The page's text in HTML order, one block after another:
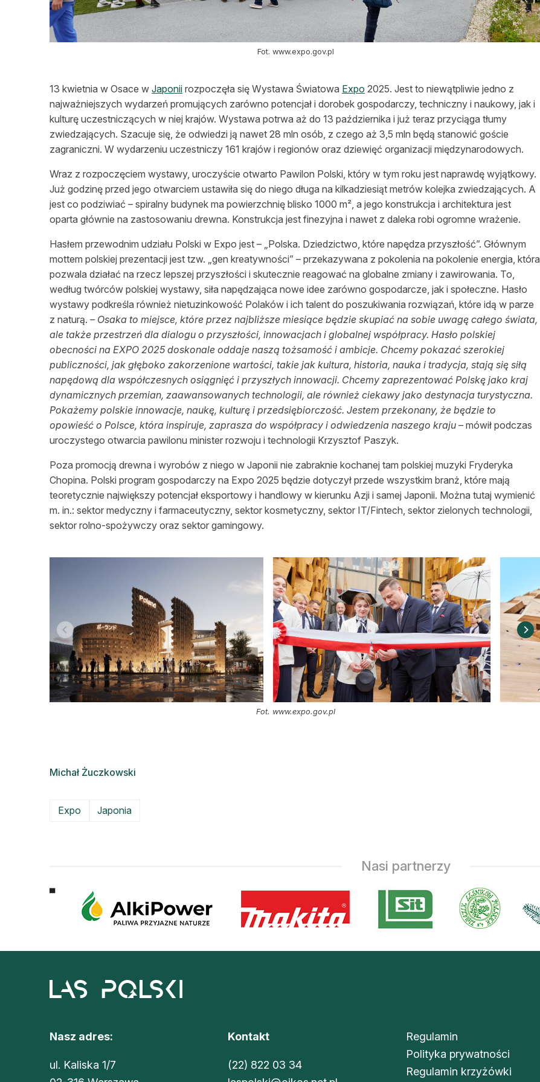
Fot. www.expo.gov.pl
13 kwietnia w Osace w Japonii rozpoczęła się Wystawa Światowa Expo 2025. Jest to niewątpliwie jedno z
najważniejszych wydarzeń promujących zarówno potencjał i dorobek gospodarczy, techniczny i naukowy, jak i
kulturę uczestniczących w niej krajów. Wystawa potrwa aż do 13 października i już teraz przyciąga tłumy
zwiedzających. Szacuje się, że odwiedzi ją nawet 28 mln osób, z czego aż 3,5 mln będą stanowić goście
zagraniczni. W wydarzeniu uczestniczy 161 krajów i regionów oraz dziewięć organizacji międzynarodowych.
Wraz z rozpoczęciem wystawy, uroczyście otwarto Pawilon Polski, który w tym roku jest naprawdę wyjątkowy.
Już godzinę przed jego otwarciem ustawiła się do niego długa na kilkadziesiąt metrów kolejka zwiedzających. A
jest co podziwiać – spiralny budynek ma powierzchnię blisko 1000 m², a jego konstrukcja i architektura jest
oparta głównie na zastosowaniu drewna. Konstrukcja jest finezyjna i nawet z daleka robi ogromne wrażenie.
Hasłem przewodnim udziału Polski w Expo jest – „Polska. Dziedzictwo, które napędza przyszłość”. Głównym
mottem polskiej prezentacji jest tzw. „gen kreatywności” – przekazywana z pokolenia na pokolenie energia, która
pozwala działać na rzecz lepszej przyszłości i skutecznie reagować na globalne zmiany i zawirowania. To,
według twórców polskiej wystawy, siła napędzająca nowe idee zarówno gospodarcze, jak i społeczne. Hasło
wystawy podkreśla również nietuzinkowość Polaków i ich talent do poszukiwania rozwiązań, które idą w parze
z naturą. – Osaka to miejsce, które przez najbliższe miesiące będzie skupiać na sobie uwagę całego świata,
ale także przestrzeń dla dialogu o przyszłości, innowacjach i globalnej współpracy. Hasło polskiej
obecności na EXPO 2025 doskonale oddaje naszą tożsamość i ambicje. Chcemy pokazać szerokiej
publiczności, jak głęboko zakorzenione wartości, takie jak kultura, historia, nauka i tradycja, stają się siłą
napędową dla współczesnych osiągnięć i przyszłych innowacji. Chcemy zaprezentować Polskę jako kraj
dynamicznych przemian, zaawansowanych technologii, ale również ciekawy jako destynacja turystyczna.
Pokażemy polskie innowacje, naukę, kulturę i przedsiębiorczość. Jestem przekonany, że będzie to
opowieść o Polsce, która inspiruje, zaprasza do współpracy i odwiedzenia naszego kraju – mówił podczas
uroczystego otwarcia pawilonu minister rozwoju i technologii Krzysztof Paszyk.
Poza promocją drewna i wyrobów z niego w Japonii nie zabraknie kochanej tam polskiej muzyki Fryderyka
Chopina. Polski program gospodarczy na Expo 2025 będzie dotyczył przede wszystkim branż, które mają
teoretycznie największy potencjał eksportowy i handlowy w kierunku Azji i samej Japonii. Można tutaj wymienić
m. in.: sektor medyczny i farmaceutyczny, sektor kosmetyczny, sektor IT/Fintech, sektor zielonych technologii,
sektor rolno-spożywczy oraz sektor gamingowy.
Fot. www.expo.gov.pl
Michał Żuczkowski
Expo Japonia
Nasi partnerzy
Nasz adres:
ul. Kaliska 1/7
Kontakt
(22) 822 03 34
Regulamin
Polityka prywatności
Regulamin krzyżówki